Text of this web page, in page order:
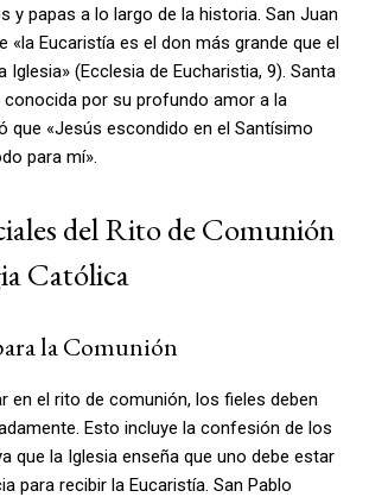
y papas a lo largo de la historia. San Juan
«la Eucaristía es el don más grande que el
Iglesia» (Ecclesia de Eucharistia, 9). Santa
conocida por su profundo amor a la
que «Jesús escondido en el Santísimo
para mí».
del Rito de Comunión
Católica
la Comunión
en el rito de comunión, los fieles deben
Esto incluye la confesión de los
que la Iglesia enseña que uno debe estar
para recibir la Eucaristía. San Pablo